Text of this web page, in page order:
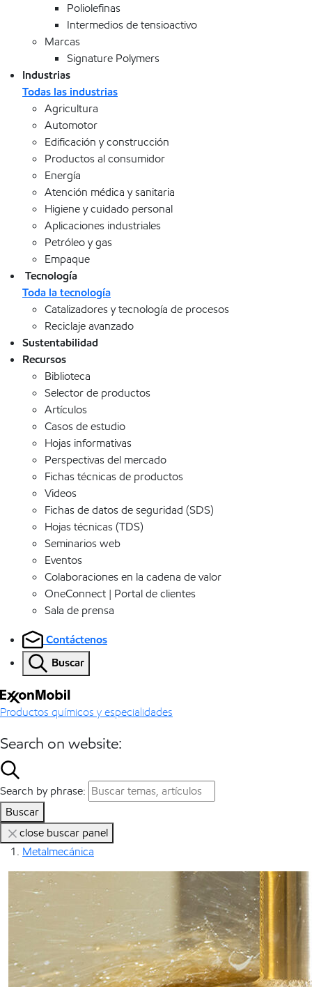
Poliolefinas
Intermedios de tensioactivo
Marcas
Signature Polymers
Industrias
Todas las industrias
Agricultura
Automotor
Edificación y construcción
Productos al consumidor
Energía
Atención médica y sanitaria
Higiene y cuidado personal
Aplicaciones industriales
Petróleo y gas
Empaque
Tecnología
Toda la tecnología
Catalizadores y tecnología de procesos
Reciclaje avanzado
Sustentabilidad
Recursos
Biblioteca
Selector de productos
Artículos
Casos de estudio
Hojas informativas
Perspectivas del mercado
Fichas técnicas de productos
Videos
Fichas de datos de seguridad (SDS)
Hojas técnicas (TDS)
Seminarios web
Eventos
Colaboraciones en la cadena de valor
OneConnect | Portal de clientes
Sala de prensa
Contáctenos
Buscar
Productos químicos y especialidades
Search on website:
Search by phrase:
Buscar
close buscar panel
Metalmecánica